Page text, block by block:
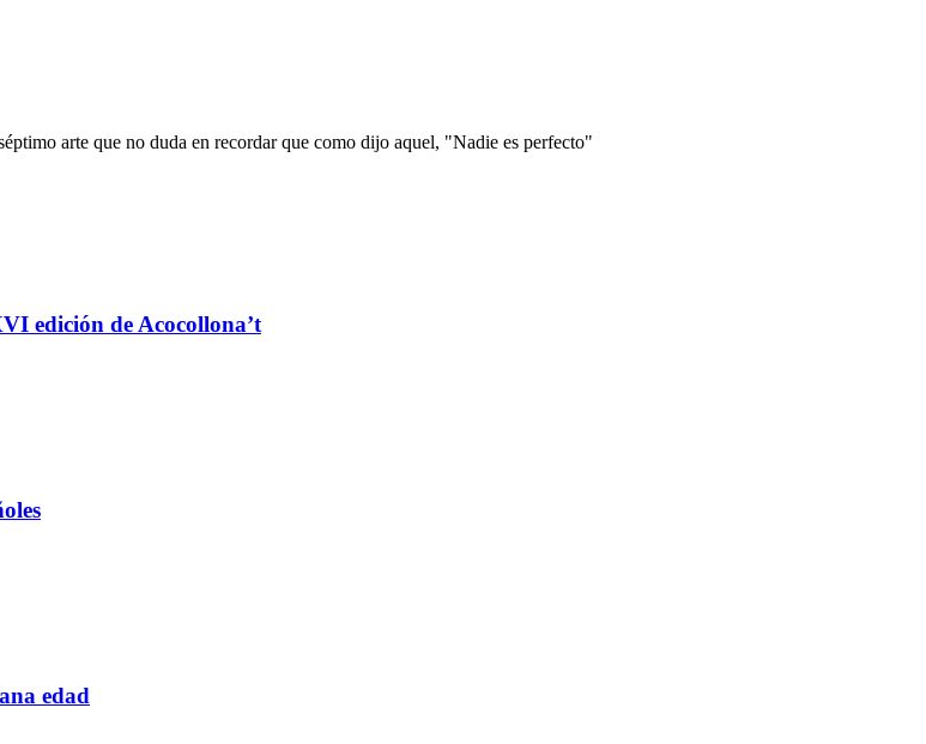
arte que no duda en recordar que como dijo aquel, "Nadie es perfecto"
edición de Acocollona’t
edad